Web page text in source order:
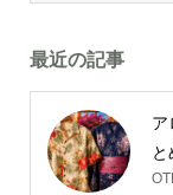
最近の記事
ア
と